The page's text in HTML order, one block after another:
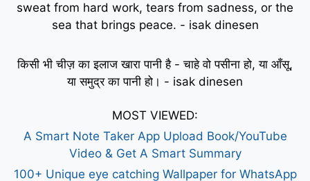
sweat from hard work, tears from sadness, or the
sea that brings peace. - isak dinesen
किसी भी चीज़ का इलाज खारा पानी है - चाहे वो पसीना हो, या आँसू,
या समुद्र का पानी हो। - isak dinesen
MOST VIEWED:
A Smart Note Taker App Upload Book/YouTube
Video & Get A Smart Summary
100+ Unique eye catching Wallpaper for WhatsApp